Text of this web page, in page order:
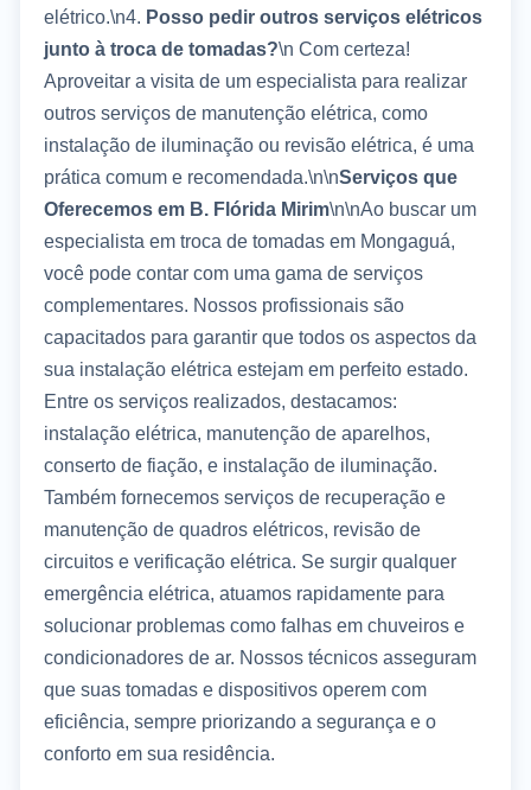
elétrico.\n4. Posso pedir outros serviços elétricos
junto à troca de tomadas?\n Com certeza!
Aproveitar a visita de um especialista para realizar
outros serviços de manutenção elétrica, como
instalação de iluminação ou revisão elétrica, é uma
prática comum e recomendada.\n\nServiços que
Oferecemos em B. Flórida Mirim\n\nAo buscar um
especialista em troca de tomadas em Mongaguá,
você pode contar com uma gama de serviços
complementares. Nossos profissionais são
capacitados para garantir que todos os aspectos da
sua instalação elétrica estejam em perfeito estado.
Entre os serviços realizados, destacamos:
instalação elétrica, manutenção de aparelhos,
conserto de fiação, e instalação de iluminação.
Também fornecemos serviços de recuperação e
manutenção de quadros elétricos, revisão de
circuitos e verificação elétrica. Se surgir qualquer
emergência elétrica, atuamos rapidamente para
solucionar problemas como falhas em chuveiros e
condicionadores de ar. Nossos técnicos asseguram
que suas tomadas e dispositivos operem com
eficiência, sempre priorizando a segurança e o
conforto em sua residência.